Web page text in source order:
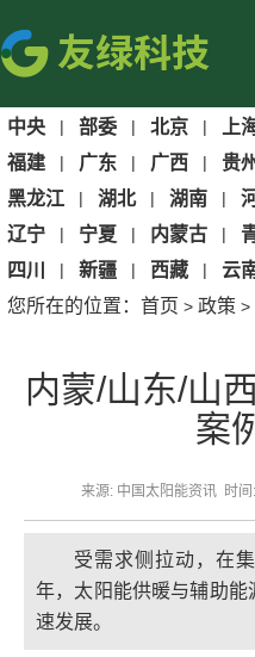
中央 | 部委 | 北京 | 上
福建 | 广东 | 广西 | 贵
黑龙江 | 湖北 | 湖南 |
辽宁 | 宁夏 | 内蒙古 |
四川 | 新疆 | 西藏 | 云
您所在的位置： 首页 > 政策 >
内蒙/山东/山
案
来源: 中国太阳能资讯 时
受需求侧拉动，在
年，太阳能供暖与辅助
速发展。